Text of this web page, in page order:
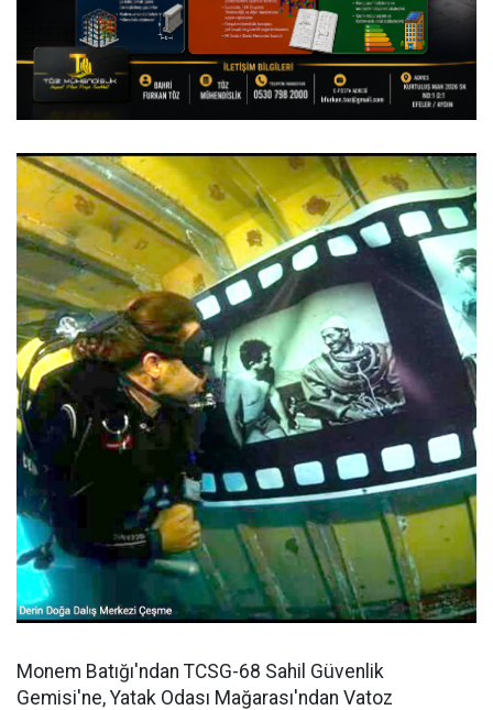
Monem Batığı'ndan TCSG-68 Sahil Güvenlik
Gemisi'ne, Yatak Odası Mağarası'ndan Vatoz